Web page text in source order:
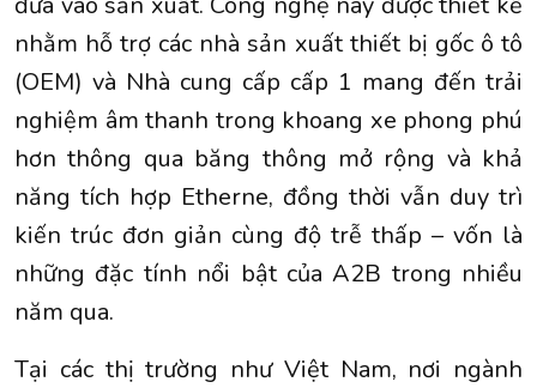
nhằm hỗ trợ các nhà sản xuất thiết bị gốc ô tô
(OEM) và Nhà cung cấp cấp 1 mang đến trải
nghiệm âm thanh trong khoang xe phong phú
hơn thông qua băng thông mở rộng và khả
năng tích hợp Etherne, đồng thời vẫn duy trì
kiến trúc đơn giản cùng độ trễ thấp – vốn là
những đặc tính nổi bật của A2B trong nhiều
năm qua.
Tại các thị trường như Việt Nam, nơi ngành